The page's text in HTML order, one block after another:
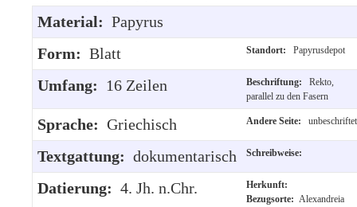
Material: Papyrus
Form: Blatt Standort: Papyrusdepot
Umfang: 16 Zeilen Beschriftung:
Rekto,
parallel zu den Fasern
Sprache: Griechisch Andere Seite: unbeschriftet
Textgattung: dokumentarisch Schreibweise:
Datierung: 4. Jh. n.Chr.
Herkunft:
Bezugsorte: Alexandreia